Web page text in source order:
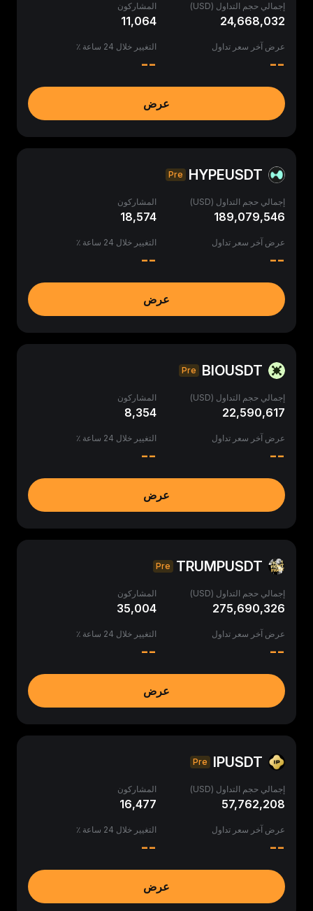
إجمالي حجم التداول (USD)
24,668,032
المشاركون
11,064
عرض آخر سعر تداول
--
التغيير خلال 24 ساعة ٪
--
عرض
HYPEUSDT
Pre
إجمالي حجم التداول (USD)
189,079,546
المشاركون
18,574
عرض آخر سعر تداول
--
التغيير خلال 24 ساعة ٪
--
عرض
BIOUSDT
Pre
إجمالي حجم التداول (USD)
22,590,617
المشاركون
8,354
عرض آخر سعر تداول
--
التغيير خلال 24 ساعة ٪
--
عرض
TRUMPUSDT
Pre
إجمالي حجم التداول (USD)
275,690,326
المشاركون
35,004
عرض آخر سعر تداول
--
التغيير خلال 24 ساعة ٪
--
عرض
IPUSDT
Pre
إجمالي حجم التداول (USD)
57,762,208
المشاركون
16,477
عرض آخر سعر تداول
--
التغيير خلال 24 ساعة ٪
--
عرض